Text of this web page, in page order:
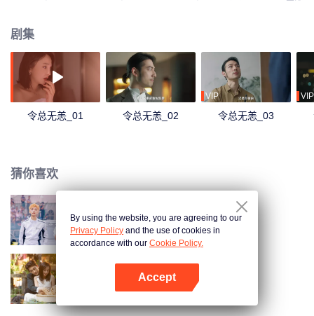
剧集
令总无恙_01 令总无恙_02
VIP
令总无恙_03
VIP
猜你喜欢
追上我就爱上你
以爱为契
By using the website, you are agreeing to our
Privacy Policy and the use of cookies in
accordance with our Cookie Policy.
Accept